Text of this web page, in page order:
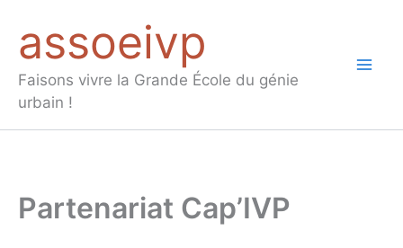
contenu
assoeivp
Faisons vivre la Grande École du génie
urbain !
Partenariat Cap’IVP